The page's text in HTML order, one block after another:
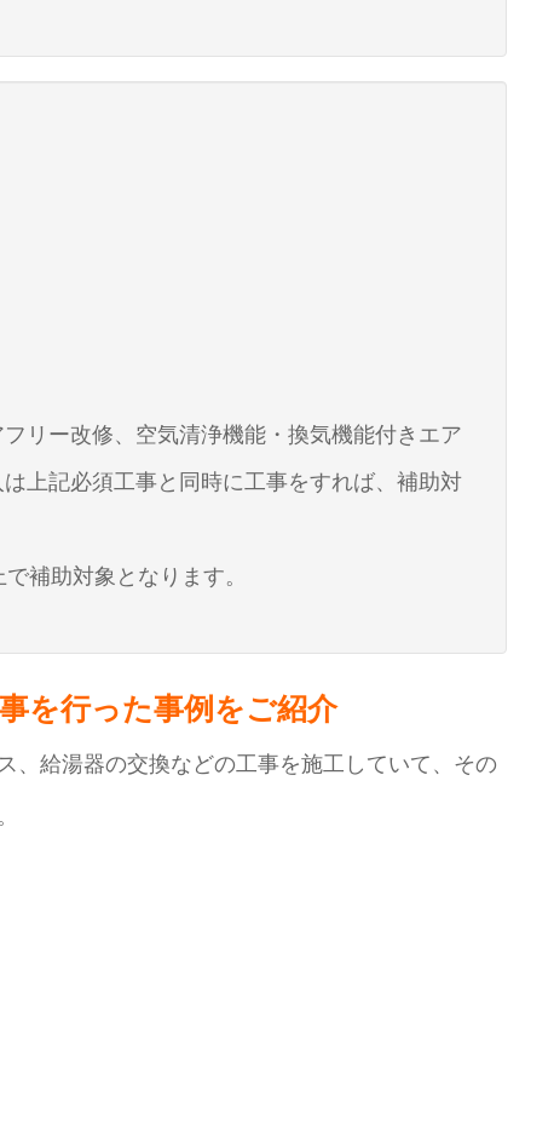
リー改修、空気清浄機能・換気機能付きエア
上記必須工事と同時に工事をすれば、補助対
補助対象となります。
を行った事例をご紹介
、給湯器の交換などの工事を施工していて、その